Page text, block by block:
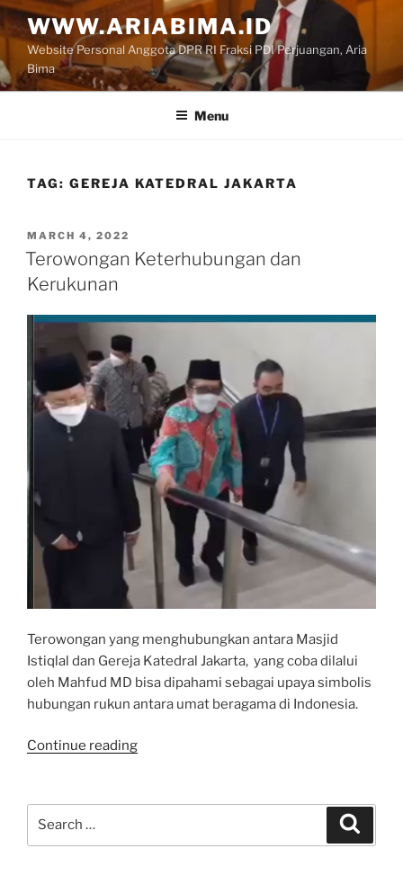
Skip
to
content
WWW.ARIABIMA.ID
Website Personal Anggota DPR RI Fraksi PDI Perjuangan, Aria
Bima
Menu
TAG: GEREJA KATEDRAL JAKARTA
POSTED
ON
MARCH 4, 2022
Terowongan Keterhubungan dan
Kerukunan
Terowongan yang menghubungkan antara Masjid
Istiqlal dan Gereja Katedral Jakarta, yang coba dilalui
oleh Mahfud MD bisa dipahami sebagai upaya simbolis
hubungan rukun antara umat beragama di Indonesia.
Continue reading“Terowongan
Kerukunan”